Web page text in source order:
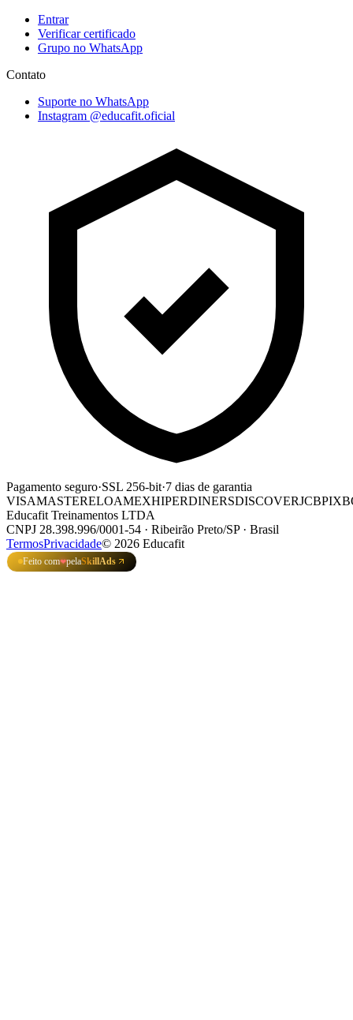
Entrar
Verificar certificado
Grupo no WhatsApp
Contato
Suporte no WhatsApp
Instagram @educafit.oficial
Pagamento seguro·SSL 256-bit·7 dias de garantia
VISAMASTERELOAMEXHIPERDINERSDISCOVERJCBPIX
Educafit Treinamentos LTDA
CNPJ 28.398.996/0001-54 · Ribeirão Preto/SP · Brasil
TermosPrivacidade© 2026 Educafit
Feito com❤pelaSkillAds